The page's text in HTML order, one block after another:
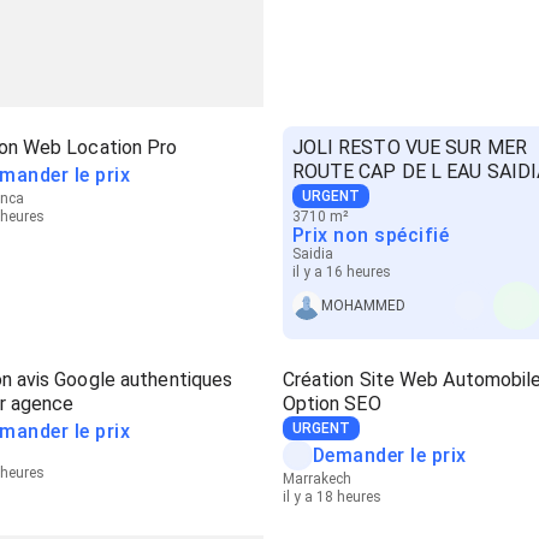
Web Location Pro
le prix
JOLI RESTO VUE SUR MER
ROUTE CAP DE L EAU
URGENT
3710 m²
Prix non spécifié
Saidia
il y a 16 heures
MOHAMMED
avis Google authentiques
agence
le prix
Création Site Web
Option SEO
URGENT
Demander le prix
Marrakech
il y a 18 heures